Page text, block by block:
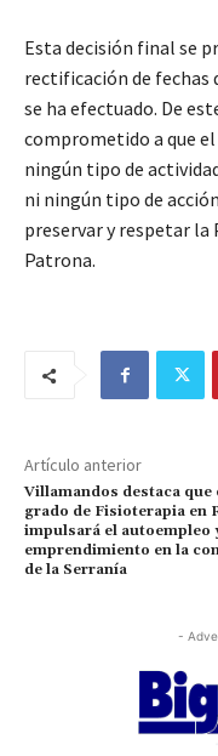
Esta decisión final se
rectificación de fechas
se ha efectuado. De
comprometido a que
ningún tipo de
ni ningún tipo de
preservar y respetar la
Patrona.
Artículo anterior
Villamandos destaca que
grado de Fisioterapia en
impulsará el autoempleo
emprendimiento en la
de la Serranía
-